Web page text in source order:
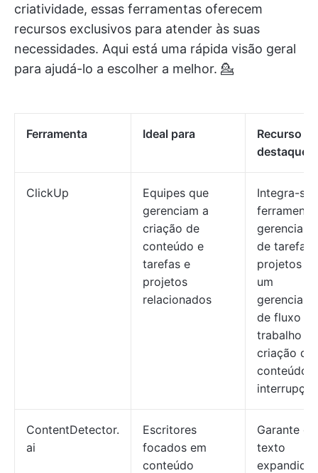
criatividade, essas ferramentas oferecem
recursos exclusivos para atender às suas
necessidades. Aqui está uma rápida visão geral
para ajudá-lo a escolher a melhor. 💁
Ferramenta Ideal para
Recurso de
destaque
ClickUp
Equipes que
gerenciam a
criação de
conteúdo e
tarefas e
projetos
relacionados
Integra-se
de tarefas
projetos
um
de fluxo de
trabalho e
criação de
conteúdo
ContentDetector.
ai
Escritores
focados em
conteúdo
Garante
texto
expandido